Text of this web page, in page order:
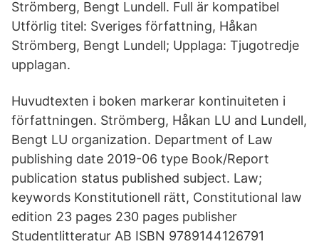
Strömberg, Bengt Lundell. Full är kompatibel
Utförlig titel: Sveriges författning, Håkan
Strömberg, Bengt Lundell; Upplaga: Tjugotredje
upplagan.
Huvudtexten i boken markerar kontinuiteten i
författningen. Strömberg, Håkan LU and Lundell,
Bengt LU organization. Department of Law
publishing date 2019-06 type Book/Report
publication status published subject. Law;
keywords Konstitutionell rätt, Constitutional law
edition 23 pages 230 pages publisher
Studentlitteratur AB ISBN 9789144126791